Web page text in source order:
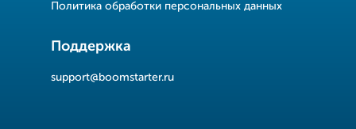
Политика обработки персональных данных
Поддержка
support@boomstarter.ru